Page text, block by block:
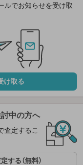
ルでお知らせを受け取
け取る
中の方へ
査定するこ
する（無料）